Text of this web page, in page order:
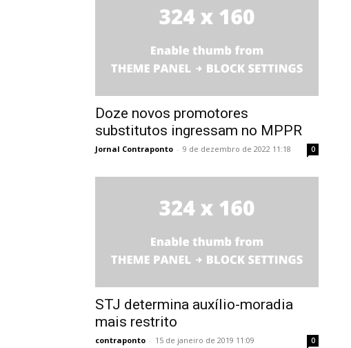
Doze novos promotores
substitutos ingressam no MPPR
Jornal Contraponto - 9 de dezembro de 2022 11:18 0
STJ determina auxílio-moradia
mais restrito
contraponto - 15 de janeiro de 2019 11:09 0